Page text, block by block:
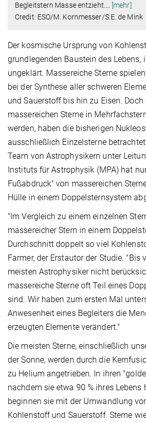
Begleitstern Masse entzieht.
[mehr]
Credit: ESO/M. Kornmesser/S.E. de Mink
Der kosmische Ursprung von
grundlegenden Baustein des Lebens,
ungeklärt. Massereiche Sterne
bei der Synthese aller schweren
und Sauerstoff bis hin zu Eisen.
massereichen Sterne in
werden, haben die bisherigen
ausschließlich Einzelsterne
Team von Astrophysikern unter
Instituts für Astrophysik (MPA) hat
Fußabdruck" von massereichen
Hülle in einem Doppelsternsystem
"Im Vergleich zu einem einzelnen
massereicher Stern in einem
Durchschnitt doppelt so viel
Farmer, der Erstautor der Studie. "Bis
meisten Astrophysiker nicht
massereiche Sterne oft Teil eines
sind. Wir haben zum ersten Mal
Anwesenheit eines Begleiters die
erzeugten Elemente verändert."
Die meisten Sterne, einschließlich
der Sonne, werden durch die
zu Helium angetrieben. In ihren
nachdem sie etwa 90 % ihres Lebens
beginnen sie mit der Umwandlung
Kohlenstoff und Sauerstoff. Sterne